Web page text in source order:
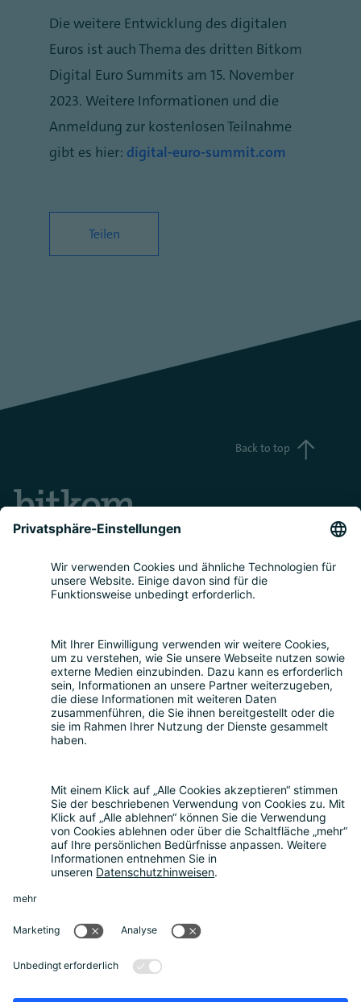
Die weitere Entwicklung des digitalen
Euros ist auch Thema des dritten Bitkom
Digital Euro Summits am 15. November
2023. Weitere Informationen und die
Anmeldung zur kostenlosen Teilnahme
gibt es hier: digital-euro-summit.com
Teilen
Back to top
Themen
Über uns
Nachhaltigkeit
Kontakt
Sonstiges
Partner werden
Rechtliches
Datenschutz
Cookie-Einstellungen